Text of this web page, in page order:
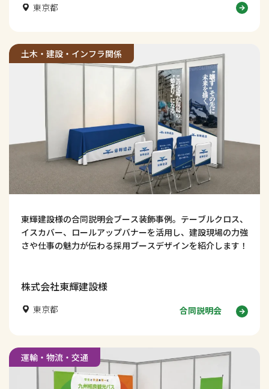
東京都
土木・建設・インフラ関係
東輝建設様の合同説明会ブース装飾事例。テーブルクロス、
イスカバー、ロールアップバナーを活用し、建設現場の力強
さや仕事の魅力が伝わる採用ブースデザインを紹介します！
株式会社東輝建設様
東京都 合同説明会
運輸・物流・交通